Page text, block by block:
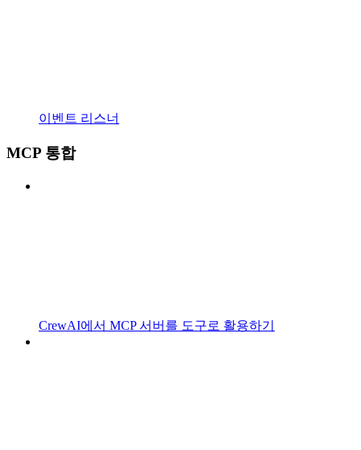
이벤트 리스너
MCP 통합
CrewAI에서 MCP 서버를 도구로 활용하기